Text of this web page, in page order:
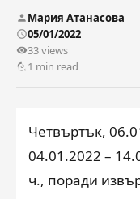
Мария Атанасова
05/01/2022
33 views
1 min read
Четвъртък,
04.01.2022 –
ч., поради